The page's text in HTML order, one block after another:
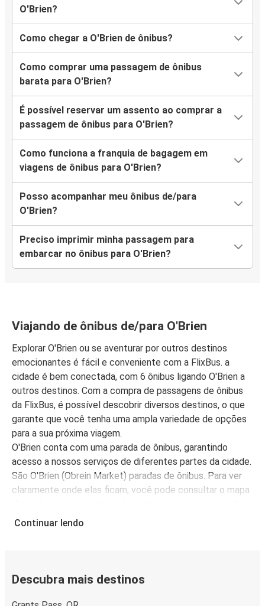
O'Brien?
Como chegar a O'Brien de ônibus?
Como comprar uma passagem de ônibus
barata para O'Brien?
É possível reservar um assento ao comprar a
passagem de ônibus para O'Brien?
Como funciona a franquia de bagagem em
viagens de ônibus para O'Brien?
Posso acompanhar meu ônibus de/para
O'Brien?
Preciso imprimir minha passagem para
embarcar no ônibus para O'Brien?
Viajando de ônibus de/para O'Brien
Explorar O'Brien ou se aventurar por outros destinos
emocionantes é fácil e conveniente com a FlixBus. a
cidade é bem conectada, com 6 ônibus ligando O'Brien a
outros destinos. Com a compra de passagens de ônibus
da FlixBus, é possível descobrir diversos destinos, o que
garante que você tenha uma ampla variedade de opções
para a sua próxima viagem.
O'Brien conta com uma parada de ônibus, garantindo
acesso a nossos serviços de diferentes partes da cidade.
São O'Brien (Obrein Market) paradas de ônibus. Para ver
claramente onde elas ficam, você pode consultar o mapa
ônibus.
Continuar lendo
Descubra mais destinos